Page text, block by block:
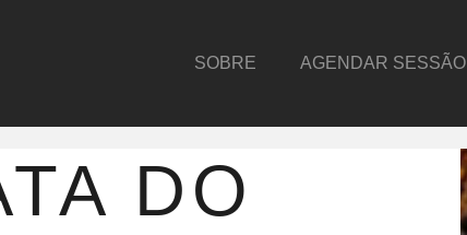
SOBRE AGENDAR SESSÃO
DO